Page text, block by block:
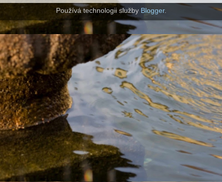
Používá technologii služby Blogger.